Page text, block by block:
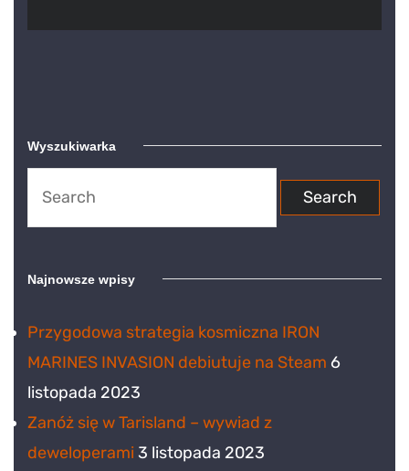
Wyszukiwarka
Najnowsze wpisy
Przygodowa strategia kosmiczna IRON
MARINES INVASION debiutuje na Steam 6
listopada 2023
Zanóż się w Tarisland – wywiad z
deweloperami 3 listopada 2023